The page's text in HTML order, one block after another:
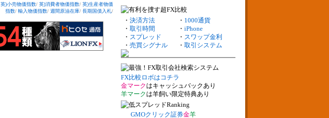
英)小売物価指数/ 英)消費者物価指数/ 英)生産者物価
指数/ 輸入物価指数/ 週間原油在庫/ 長期国債入札/
・ 決済方法 ・ 1000通貨
・ 取引時間 ・ iPhone
・ スプレッド ・ スワップ金利
・ 売買シグナル ・ 取引システム
FX比較ロボはコチラ
金マーク はキャッシュバックあり
羊マーク は羊飼い限定特典あり
GMOクリック証券金羊